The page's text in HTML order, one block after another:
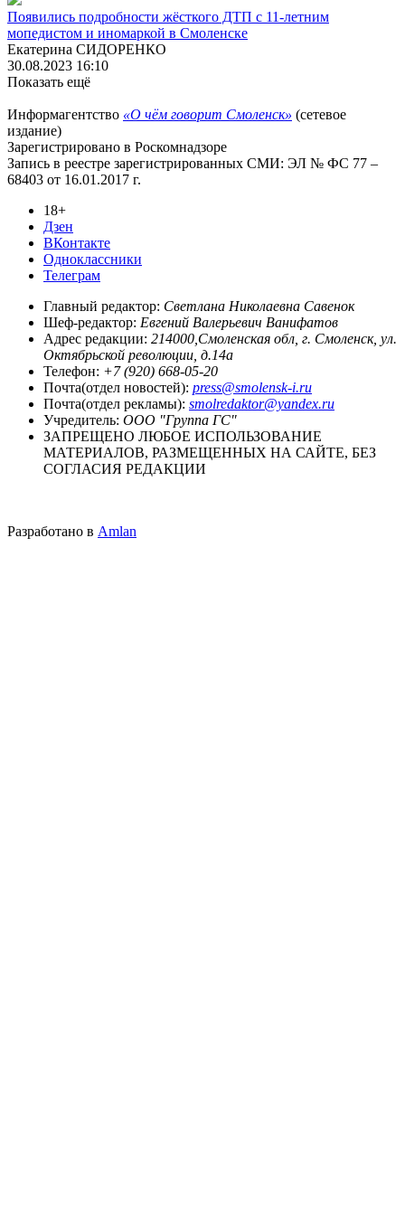
Появились подробности жёсткого ДТП с 11-летним
мопедистом и иномаркой в Смоленске
Екатерина СИДОРЕНКО
30.08.2023 16:10
Показать ещё
Информагентство «О чём говорит Смоленск» (сетевое
издание)
Зарегистрировано в Роскомнадзоре
Запись в реестре зарегистрированных СМИ: ЭЛ № ФС 77 –
68403 от 16.01.2017 г.
18+
Дзен
ВКонтакте
Одноклассники
Телеграм
Главный редактор: Светлана Николаевна Савенок
Шеф-редактор: Евгений Валерьевич Ванифатов
Адрес редакции: 214000,Смоленская обл, г. Смоленск, ул.
Октябрьской революции, д.14а
Телефон: +7 (920) 668-05-20
Почта(отдел новостей): press@smolensk-i.ru
Почта(отдел рекламы): smolredaktor@yandex.ru
Учредитель: ООО "Группа ГС"
ЗАПРЕЩЕНО ЛЮБОЕ ИСПОЛЬЗОВАНИЕ
МАТЕРИАЛОВ, РАЗМЕЩЕННЫХ НА САЙТЕ, БЕЗ
СОГЛАСИЯ РЕДАКЦИИ
Разработано в Amlan